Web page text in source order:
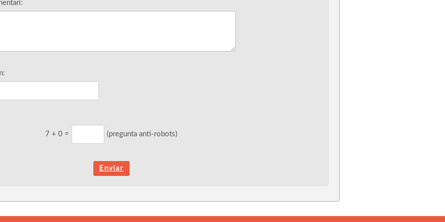
7 + 0 = (pregunta anti-robots)
Enviar